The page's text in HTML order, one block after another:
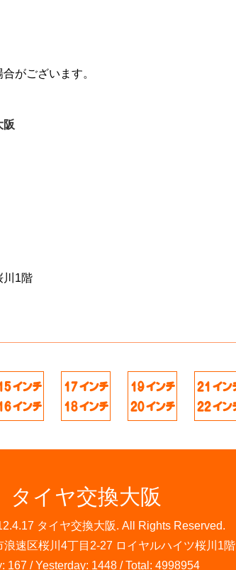
がございます。
阪
川1階
タイヤ交換大阪
タイヤ交換大阪. All Rights Reserved.
浪速区桜川4丁目2-27 ロイヤルハイツ桜川1階
167 / Yesterday: 1448 / Total: 4998954